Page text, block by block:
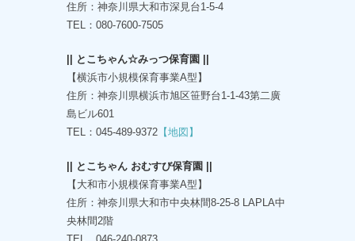
住所：神奈川県大和市深見台1-5-4
TEL：080-7600-7505
|| とこちゃん☆みっつ保育園 ||
【横浜市小規模保育事業A型】
住所：神奈川県横浜市旭区笹野台1-1-43第二廣
島ビル601
TEL：045-489-9372 【地図】
|| とこちゃん おむすび保育園 ||
【大和市小規模保育事業A型】
住所：神奈川県大和市中央林間8-25-8 LAPLA中
央林間2階